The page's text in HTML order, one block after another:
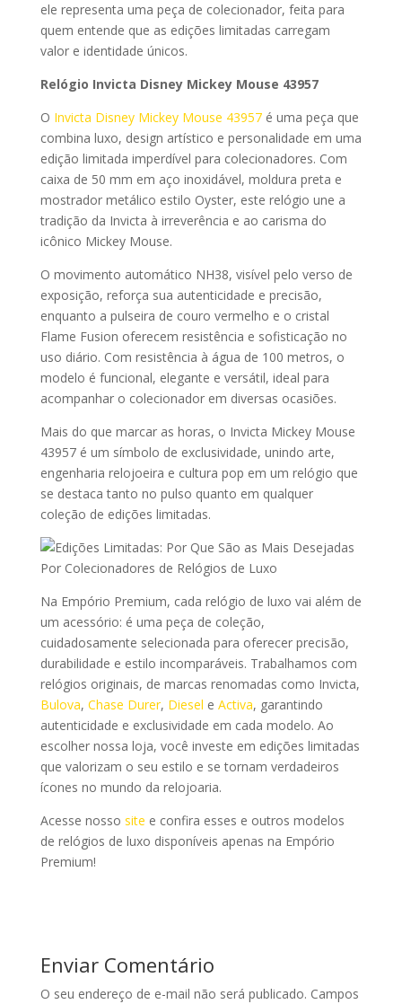
ele representa uma peça de colecionador, feita para
quem entende que as edições limitadas carregam
valor e identidade únicos.
Relógio Invicta Disney Mickey Mouse 43957
O Invicta Disney Mickey Mouse 43957é uma peça que
combina luxo, design artístico e personalidade em uma
edição limitada imperdível para colecionadores. Com
caixa de 50 mm em aço inoxidável, moldura preta e
mostrador metálico estilo Oyster, este relógio une a
tradição da Invicta à irreverência e ao carisma do
icônico Mickey Mouse.
O movimento automático NH38, visível pelo verso de
exposição, reforça sua autenticidade e precisão,
enquanto a pulseira de couro vermelho e o cristal
Flame Fusion oferecem resistência e sofisticação no
uso diário. Com resistência à água de 100 metros, o
modelo é funcional, elegante e versátil, ideal para
acompanhar o colecionador em diversas ocasiões.
Mais do que marcar as horas, o Invicta Mickey Mouse
43957 é um símbolo de exclusividade, unindo arte,
engenharia relojoeira e cultura pop em um relógio que
se destaca tanto no pulso quanto em qualquer
coleção de edições limitadas.
Na Empório Premium, cada relógio de luxo vai além de
um acessório: é uma peça de coleção,
cuidadosamente selecionada para oferecer precisão,
durabilidade e estilo incomparáveis. Trabalhamos com
relógios originais, de marcas renomadas como Invicta,
Bulova, Chase Durer, Diesel e Activa, garantindo
autenticidade e exclusividade em cada modelo. Ao
escolher nossa loja, você investe em edições limitadas
que valorizam o seu estilo e se tornam verdadeiros
ícones no mundo da relojoaria.
Acesse nosso site e confira esses e outros modelos
de relógios de luxo disponíveis apenas na Empório
Premium!
Enviar Comentário
O seu endereço de e-mail não será publicado. Campos